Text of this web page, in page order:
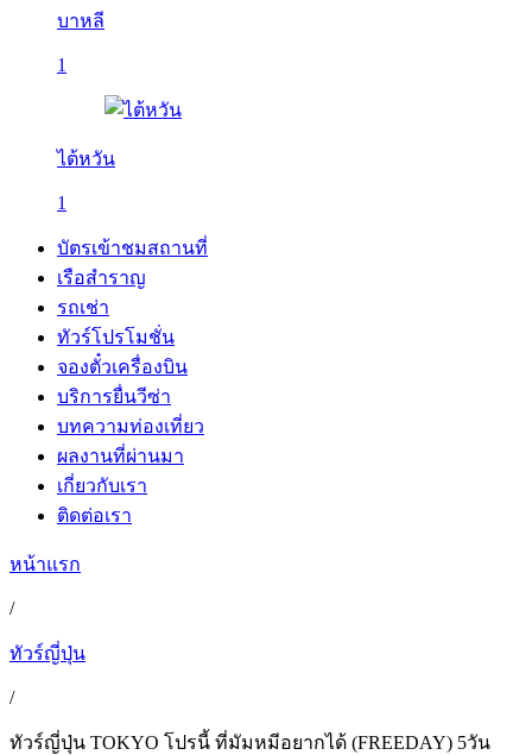
บาหลี
1
ไต้หวัน
1
บัตรเข้าชมสถานที่
เรือสำราญ
รถเช่า
ทัวร์โปรโมชั่น
จองตั๋วเครื่องบิน
บริการยื่นวีซ่า
บทความท่องเที่ยว
ผลงานที่ผ่านมา
เกี่ยวกับเรา
ติดต่อเรา
หน้าแรก
/
ทัวร์ญี่ปุ่น
/
ทัวร์ญี่ปุ่น TOKYO โปรนี้ ที่มัมหมีอยากได้ (FREEDAY) 5วัน